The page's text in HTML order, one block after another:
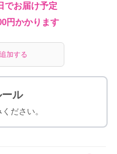
でお届け予定
円かかります
加する
ル
ださい。